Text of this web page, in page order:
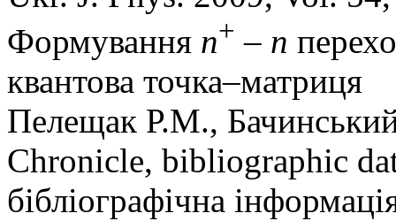
Формування n+ – n
квантова точка–матриця
Пелещак Р.М.,
Chronicle, bibliographic
бібліографічна